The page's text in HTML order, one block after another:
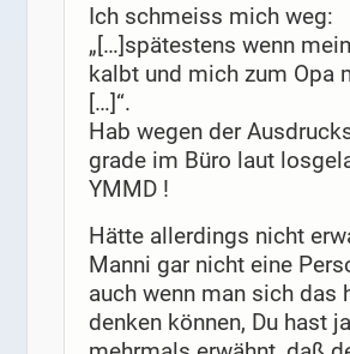
Ich schmeiss mich weg:
„[…]spätestens wenn
kalbt und mich zum Opa
[…]“.
Hab wegen der
grade im Büro laut
YMMD !
Hätte allerdings nicht
Manni gar nicht eine
auch wenn man sich das
denken können, Du hast